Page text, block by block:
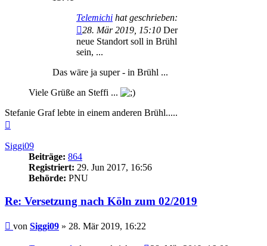
Telemichi hat geschrieben:
28. Mär 2019, 15:10 Der
neue Standort soll in Brühl
sein, ...
Das wäre ja super - in Brühl ...
Viele Grüße an Steffi ...
Stefanie Graf lebte in einem anderen Brühl.....
Siggi09
Beiträge: 864
Registriert: 29. Jun 2017, 16:56
Behörde: PNU
Re: Versetzung nach Köln zum 02/2019
Beitrag
von Siggi09 » 28. Mär 2019, 16:22